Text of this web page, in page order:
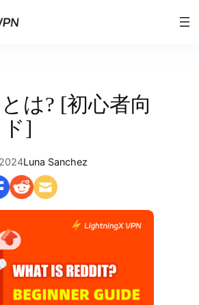
は? [初心者向
]
Luna Sanchez